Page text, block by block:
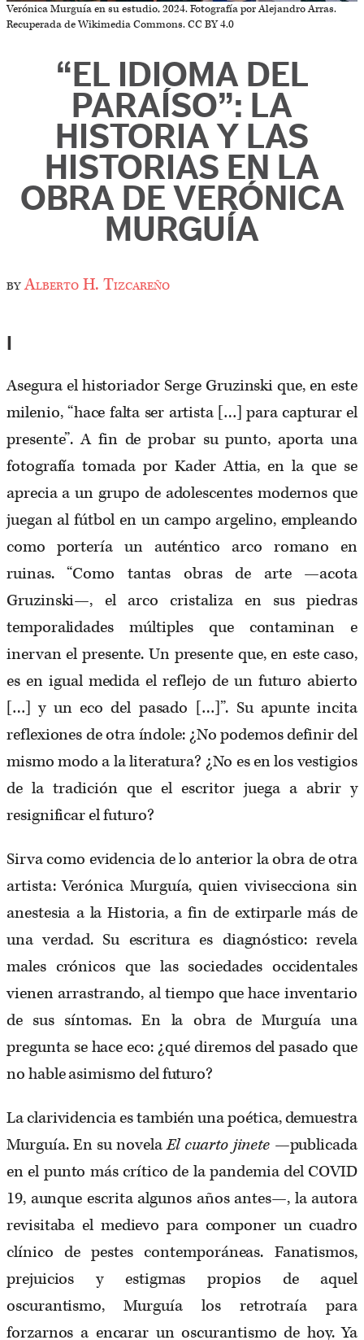
Verónica Murguía en su estudio, 2024. Fotografía por Alejandro Arras.
Recuperada de Wikimedia Commons. CC BY 4.0
“EL IDIOMA DEL
PARAÍSO”: LA
HISTORIA Y LAS
HISTORIAS EN LA
OBRA DE VERÓNICA
MURGUÍA
byAlberto H. Tizcareño
Asegura el historiador Serge Gruzinski que, en este
milenio, “hace falta ser artista […] para capturar el
presente”. A fin de probar su punto, aporta una
fotografía tomada por Kader Attia, en la que se
aprecia a un grupo de adolescentes modernos que
juegan al fútbol en un campo argelino, empleando
como portería un auténtico arco romano en
ruinas. “Como tantas obras de arte —acota
Gruzinski—, el arco cristaliza en sus piedras
temporalidades múltiples que contaminan e
inervan el presente. Un presente que, en este caso,
es en igual medida el reflejo de un futuro abierto
[…] y un eco del pasado […]”. Su apunte incita
reflexiones de otra índole: ¿No podemos definir del
mismo modo a la literatura? ¿No es en los vestigios
de la tradición que el escritor juega a abrir y
resignificar el futuro?
Sirva como evidencia de lo anterior la obra de otra
artista: Verónica Murguía, quien vivisecciona sin
anestesia a la Historia, a fin de extirparle más de
una verdad. Su escritura es diagnóstico: revela
males crónicos que las sociedades occidentales
vienen arrastrando, al tiempo que hace inventario
de sus síntomas. En la obra de Murguía una
pregunta se hace eco: ¿qué diremos del pasado que
no hable asimismo del futuro?
La clarividencia es también una poética, demuestra
Murguía. En su novelaEl cuarto jinete —publicada
en el punto más crítico de la pandemia del COVID
19, aunque escrita algunos años antes—, la autora
revisitaba el medievo para componer un cuadro
clínico de pestes contemporáneas. Fanatismos,
prejuicios y estigmas propios de aquel
oscurantismo, Murguía los retrotraía para
forzarnos a encarar un oscurantismo de hoy. Ya